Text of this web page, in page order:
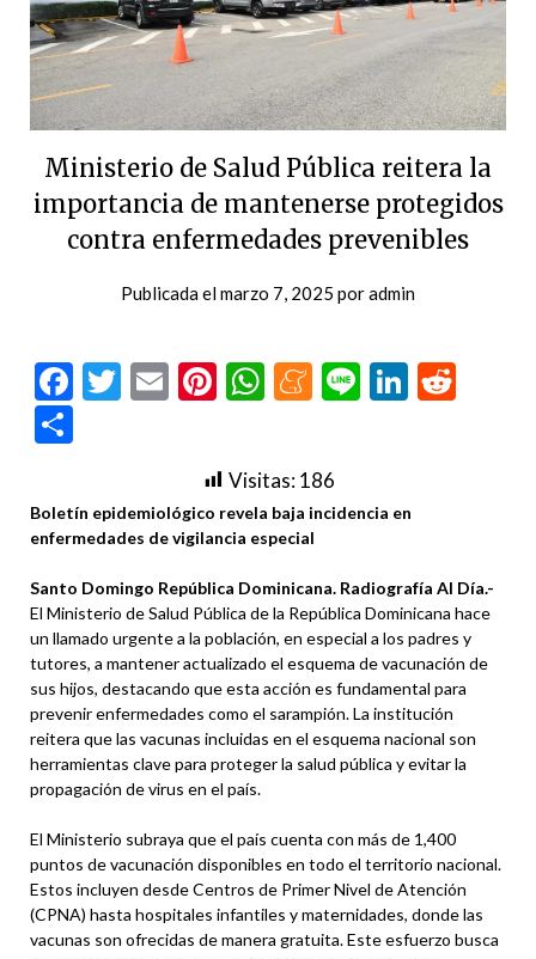
Ministerio de Salud Pública reitera la
importancia de mantenerse protegidos
contra enfermedades prevenibles
Publicada elmarzo 7, 2025 poradmin
Facebook
Twitter
EmailPinterest
WhatsApp
Meneame
Line
Visitas:186
Boletín epidemiológico revela baja incidencia en
enfermedades de vigilancia especial
Santo Domingo República Dominicana. Radiografía Al Día.-
El Ministerio de Salud Pública de la República Dominicana hace
un llamado urgente a la población, en especial a los padres y
tutores, a mantener actualizado el esquema de vacunación de
sus hijos, destacando que esta acción es fundamental para
prevenir enfermedades como el sarampión. La institución
reitera que las vacunas incluidas en el esquema nacional son
herramientas clave para proteger la salud pública y evitar la
propagación de virus en el país.
El Ministerio subraya que el país cuenta con más de 1,400
puntos de vacunación disponibles en todo el territorio nacional.
Estos incluyen desde Centros de Primer Nivel de Atención
(CPNA) hasta hospitales infantiles y maternidades, donde las
vacunas son ofrecidas de manera gratuita. Este esfuerzo busca